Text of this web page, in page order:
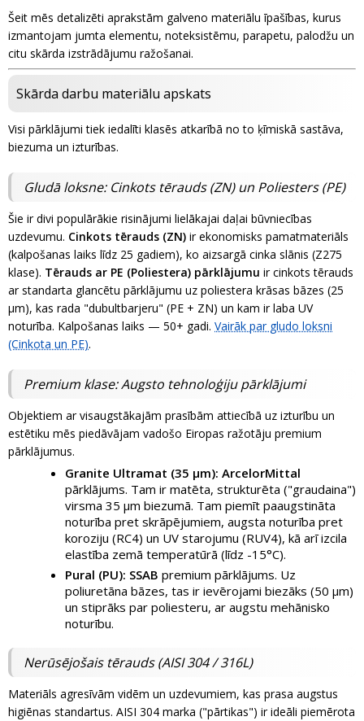
Šeit mēs detalizēti aprakstām galveno materiālu īpašības, kurus
izmantojam jumta elementu, noteksistēmu, parapetu, palodžu un
citu skārda izstrādājumu ražošanai.
Skārda darbu materiālu apskats
Visi pārklājumi tiek iedalīti klasēs atkarībā no to ķīmiskā sastāva,
biezuma un izturības.
Gludā loksne: Cinkots tērauds (ZN) un Poliesters (PE)
Šie ir divi populārākie risinājumi lielākajai daļai būvniecības
uzdevumu. Cinkots tērauds (ZN) ir ekonomisks pamatmateriāls
(kalpošanas laiks līdz 25 gadiem), ko aizsargā cinka slānis (Z275
klase). Tērauds ar PE (Poliestera) pārklājumu ir cinkots tērauds
ar standarta glancētu pārklājumu uz poliestera krāsas bāzes (25
µm), kas rada "dubultbarjeru" (PE + ZN) un kam ir laba UV
noturība. Kalpošanas laiks — 50+ gadi. Vairāk par gludo loksni
(Cinkota un PE).
Premium klase: Augsto tehnoloģiju pārklājumi
Objektiem ar visaugstākajām prasībām attiecībā uz izturību un
estētiku mēs piedāvājam vadošo Eiropas ražotāju premium
pārklājumus.
Granite Ultramat (35 µm): ArcelorMittal
pārklājums. Tam ir matēta, strukturēta ("graudaina")
virsma 35 µm biezumā. Tam piemīt paaugstināta
noturība pret skrāpējumiem, augsta noturība pret
koroziju (RC4) un UV starojumu (RUV4), kā arī izcila
elastība zemā temperatūrā (līdz -15°C).
Pural (PU): SSAB premium pārklājums. Uz
poliuretāna bāzes, tas ir ievērojami biezāks (50 µm)
un stiprāks par poliesteru, ar augstu mehānisko
noturību.
Nerūsējošais tērauds (AISI 304 / 316L)
Materiāls agresīvām vidēm un uzdevumiem, kas prasa augstus
higiēnas standartus. AISI 304 marka ("pārtikas") ir ideāli piemērota